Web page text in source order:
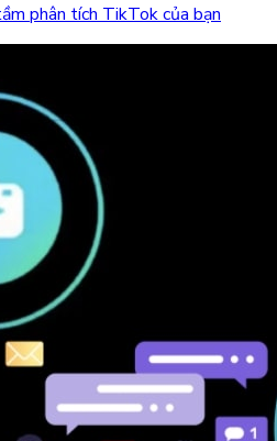
phân tích TikTok của bạn